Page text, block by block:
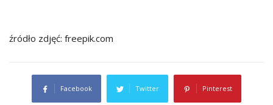
źródło zdjęć: freepik.com
Facebook Twitter Pinterest